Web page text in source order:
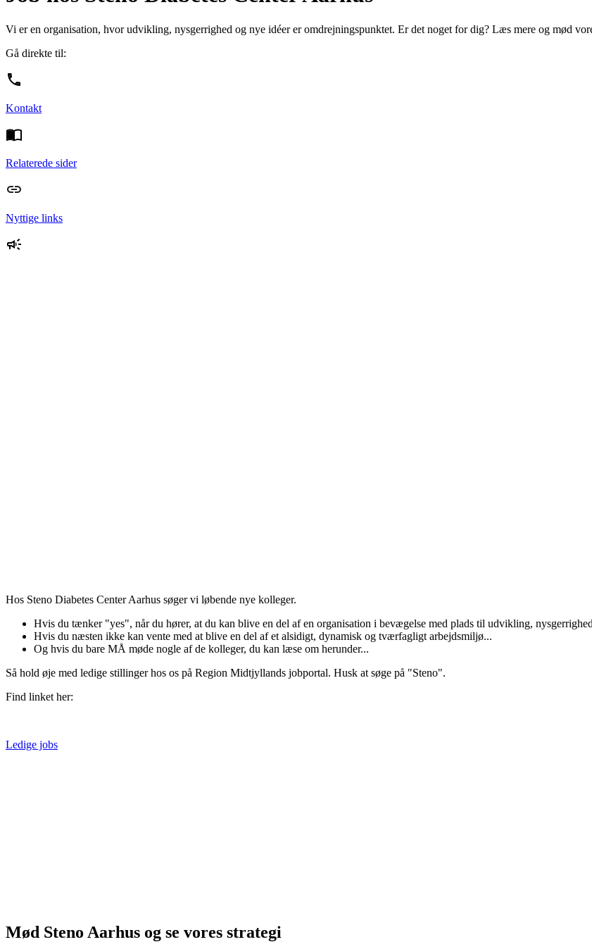
Vi er en organisation, hvor udvikling, nysgerrighed og nye idéer er omdrejningspunktet. Er det noget for dig? Læs mere og mød
Gå direkte til:
Kontakt
Relaterede sider
Nyttige links
Hos Steno Diabetes Center Aarhus søger vi løbende nye kolleger.
Hvis du tænker "yes", når du hører, at du kan blive en del af en organisation i bevægelse med plads til udvikling,
Hvis du næsten ikke kan vente med at blive en del af et alsidigt, dynamisk og tværfagligt arbejdsmiljø...
Og hvis du bare MÅ møde nogle af de kolleger, du kan læse om herunder...
Så hold øje med ledige stillinger hos os på Region Midtjyllands jobportal. Husk at søge på "Steno".
Find linket her:
Ledige jobs
Mød Steno Aarhus og se vores strategi